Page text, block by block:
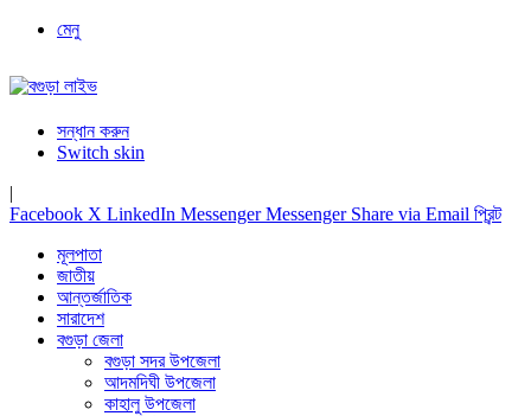
মেনু
সন্ধান করুন
Switch skin
|
Facebook X LinkedIn Messenger Messenger Share via Email প্রিন্ট
মূলপাতা
জাতীয়
আন্তর্জাতিক
সারাদেশ
বগুড়া জেলা
বগুড়া সদর উপজেলা
আদমদিঘী উপজেলা
কাহালু উপজেলা